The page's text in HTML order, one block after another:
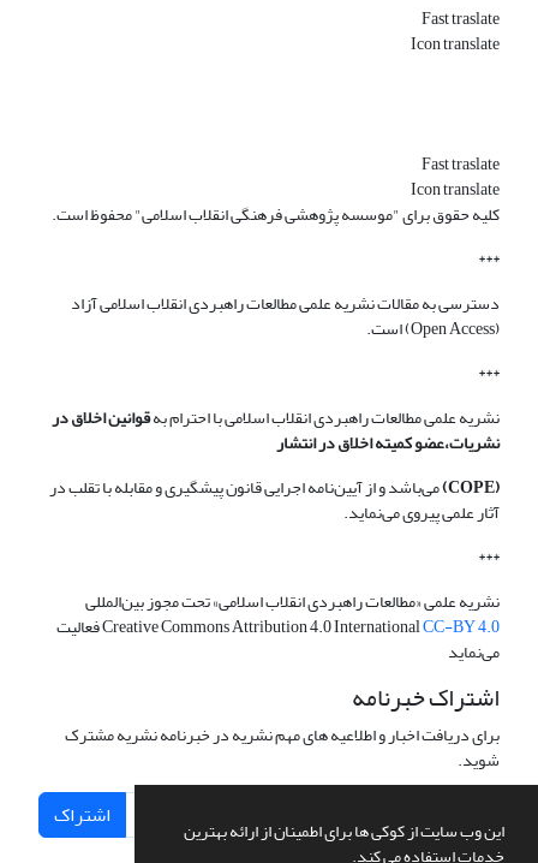
این وب سایت از کوکی ها برای اطمینان از ارائه بهترین
خدمات استفاده می کند.
Fast traslate
Icon translate
Fast traslate
Icon translate
کلیه حقوق برای "موسسه پژوهشی فرهنگی انقلاب اسلامی" محفوظ است.
***
دسترسی به مقالات نشریه علمی مطالعات راهبردی انقلاب اسلامی آزاد
(Open Access) است.
***
نشریه علمی مطالعات راهبردی انقلاب اسلامی با احترام بهقوانین اخلاق در
نشریات،عضو کمیته اخلاق در انتشار
(COPE)
می‌باشد و از آیین‌نامه اجرایی قانون پیشگیری و مقابله با تقلب در
آثار علمی پیروی می‌نماید.
***
نشریه علمی «مطالعات راهبردی انقلاب اسلامی» تحت مجوز بین‌المللی
Creative Commons Attribution 4.0 InternationalCC-BY 4.0 فعالیت
می‌نماید
اشتراک خبرنامه
برای دریافت اخبار و اطلاعیه های مهم نشریه در خبرنامه نشریه مشترک
شوید.
اشتراک